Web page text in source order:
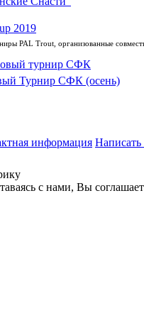
2019
PAL Trout, организованные
турнир СФК
Турнир СФК (осень)
информация
с нами, Вы